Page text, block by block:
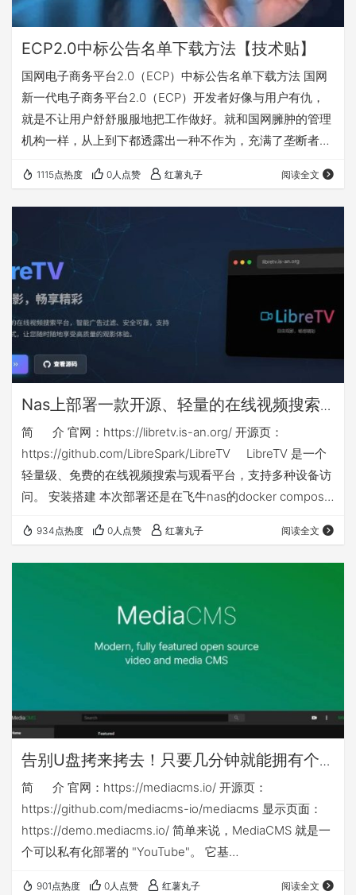
ECP2.0中标公告名单下载方法【技术贴】
国网电子商务平台2.0（ECP）中标公告名单下载方法 国网
新一代电子商务平台2.0（ECP）开发者好像与用户有仇，
就是不让用户舒舒服服地把工作做好。就和国网臃肿的管理
机构一样，从上到下都透露出一种不作为，充满了垄断者的
升级后，搜索功能极其垃圾，但不得不忍受，居然对中标公
告中的PDF文件进行了权限限制，只能预览，不让下载、复
制和打印。 下面介绍的方法，通过对一些参数的调整，可以
在网页端对中标公告中的PDF文件直接下载，此方法比较简
单，适合网络小白使用。 【由于…
1115点热度 0人点赞 红薯丸子 阅读全文
Nas上部署一款开源、轻量的在线视频搜索
与观看docker应用：libretv
简 介 官网：https://libretv.is-an.org/ 开源页：
https://github.com/LibreSpark/LibreTV LibreTV 是一个
轻量级、免费的在线视频搜索与观看平台，支持多种设备访
问。 安装搭建 本次部署还是在飞牛nas的docker compose
其他nas可能还需对应修改nas侧映射目录或手动建立nas侧
目录 本篇相关yml等文件下载链接： ht…
934点热度 0人点赞 红薯丸子 阅读全文
告别U盘拷来拷去！只要几分钟就能拥有个
人或企业专属「影音库」：mediacms
简 介 官网：https://mediacms.io/ 开源页：
https://github.com/mediacms-io/mediacms 显示页面：
https://demo.mediacms.io/ 简单来说，MediaCMS 就是一
个可以私有化部署的 "YouTube"。 它基
901点热度 0人点赞 红薯丸子 阅读全文